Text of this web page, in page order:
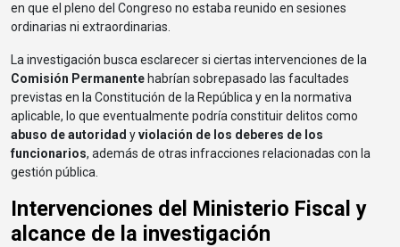
en que el pleno del Congreso no estaba reunido en sesiones
ordinarias ni extraordinarias.
La investigación busca esclarecer si ciertas intervenciones de la
Comisión Permanente habrían sobrepasado las facultades
previstas en la Constitución de la República y en la normativa
aplicable, lo que eventualmente podría constituir delitos como
abuso de autoridad yviolación de los deberes de los
funcionarios, además de otras infracciones relacionadas con la
gestión pública.
Intervenciones del Ministerio Fiscal y
alcance de la investigación